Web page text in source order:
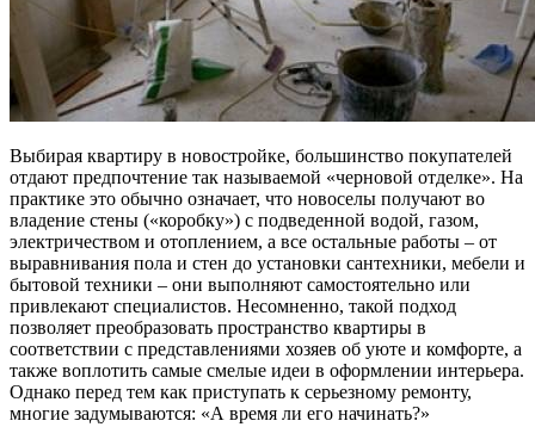
Выбирая квартиру в новостройке, большинство покупателей
отдают предпочтение так называемой «черновой отделке». На
практике это обычно означает, что новоселы получают во
владение стены («коробку») с подведенной водой, газом,
электричеством и отоплением, а все остальные работы – от
выравнивания пола и стен до установки сантехники, мебели и
бытовой техники – они выполняют самостоятельно или
привлекают специалистов. Несомненно, такой подход
позволяет преобразовать пространство квартиры в
соответствии с представлениями хозяев об уюте и комфорте, а
также воплотить самые смелые идеи в оформлении интерьера.
Однако перед тем как приступать к серьезному ремонту,
многие задумываются: «А время ли его начинать?»